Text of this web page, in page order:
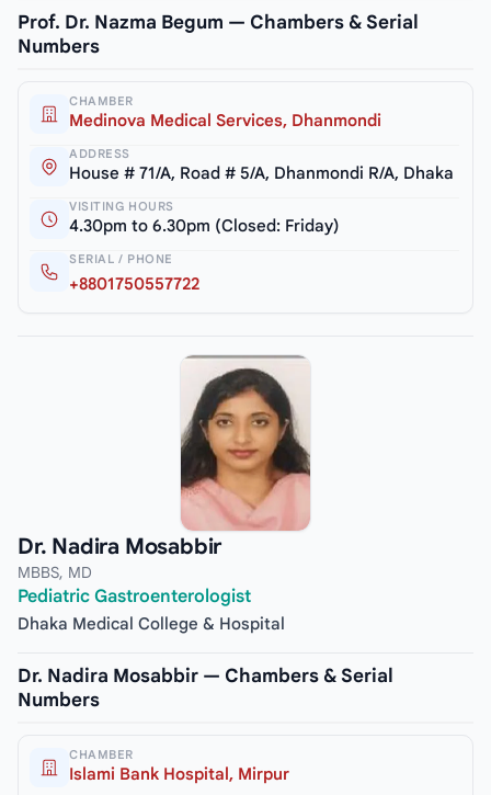
Prof. Dr. Nazma Begum — Chambers & Serial
Numbers
CHAMBER
Medinova Medical Services, Dhanmondi
ADDRESS
House # 71/A, Road # 5/A, Dhanmondi R/A, Dhaka
VISITING HOURS
4.30pm to 6.30pm (Closed: Friday)
SERIAL / PHONE
+8801750557722
Dr. Nadira Mosabbir
MBBS, MD
Pediatric Gastroenterologist
Dhaka Medical College & Hospital
Dr. Nadira Mosabbir — Chambers & Serial
Numbers
CHAMBER
Islami Bank Hospital, Mirpur